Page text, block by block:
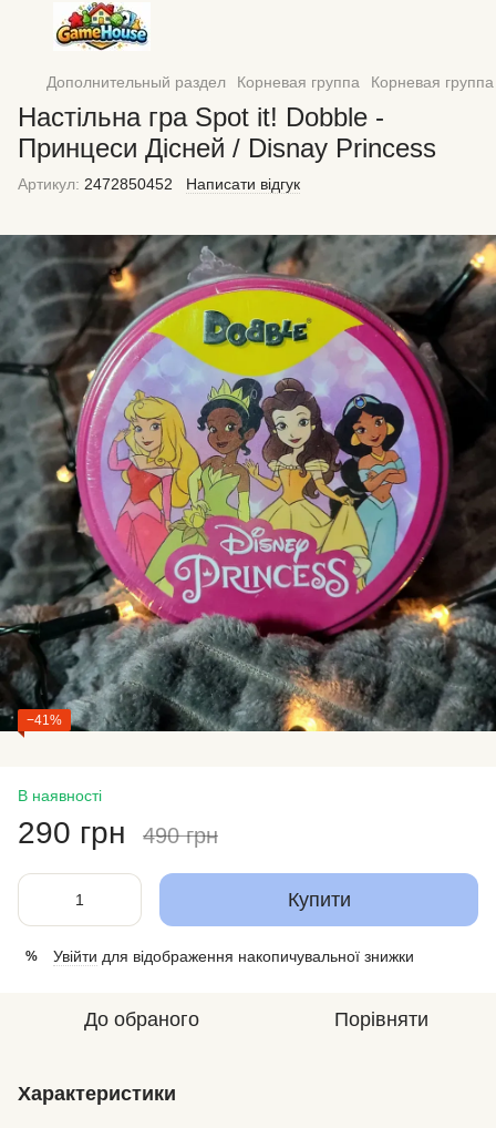
Дополнительный раздел Корневая группа Корневая
Настільна гра Spot it! Dobble -
Принцеси Дісней / Disnay Princess
Артикул: 2472850452 Написати відгук
−41%
В наявності
290 грн 490 грн
Купити
% Увійти для відображення накопичувальної знижки
До обраного Порівняти
Характеристики